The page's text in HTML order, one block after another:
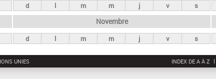
d l m m j v s
Novembre
d l m m j v s
UNIES INDEX DE A À Z